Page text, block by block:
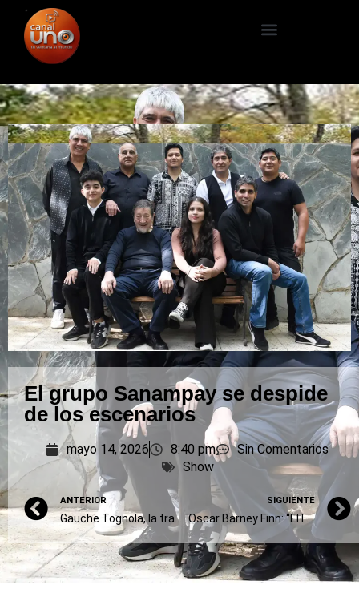
El grupo Sanampay se despide
de los escenarios
mayo 14, 2026 8:40 pm
Sin Comentarios
Show
ANTERIOR
Gauche Tognola, la tradición y la innovación
SIGUIENTE
Oscar Barney Finn: “El lenguaje teatral está sufriendo mucho”